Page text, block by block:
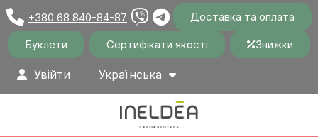
+380 68 840-84-87 Доставка та оплата
Буклети Сертифікати якості Знижки
Увійти Українська